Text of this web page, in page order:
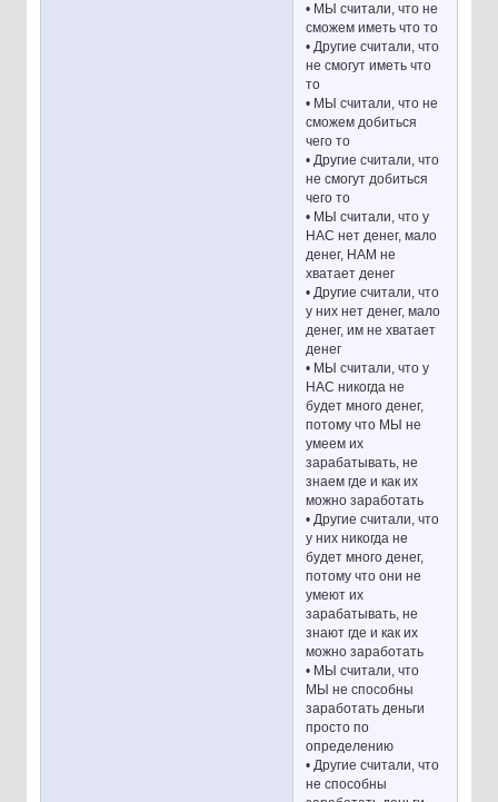
• МЫ считали, что не
сможем иметь что то
• Другие считали, что
не смогут иметь что
то
• МЫ считали, что не
сможем добиться
чего то
• Другие считали, что
не смогут добиться
чего то
• МЫ считали, что у
НАС нет денег, мало
денег, НАМ не
хватает денег
• Другие считали, что
у них нет денег, мало
денег, им не хватает
денег
• МЫ считали, что у
НАС никогда не
будет много денег,
потому что МЫ не
умеем их
зарабатывать, не
знаем где и как их
можно заработать
• Другие считали, что
у них никогда не
будет много денег,
потому что они не
умеют их
зарабатывать, не
знают где и как их
можно заработать
• МЫ считали, что
МЫ не способны
заработать деньги
просто по
определению
• Другие считали, что
не способны